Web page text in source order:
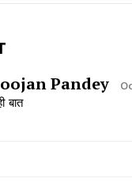
Pandey
बात